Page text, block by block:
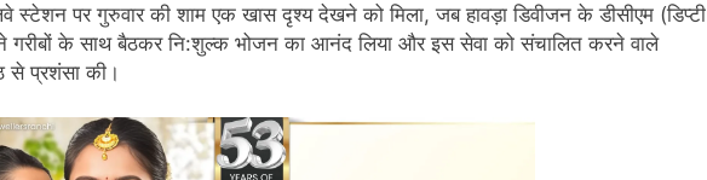
स्टेशन पर गुरुवार की शाम एक खास दृश्य देखने को मिला, जब हावड़ा डिवीजन के डीसीएम (डिप्टी
गरीबों के साथ बैठकर नि:शुल्क भोजन का आनंद लिया और इस सेवा को संचालित करने वाले
प्रशंसा की।